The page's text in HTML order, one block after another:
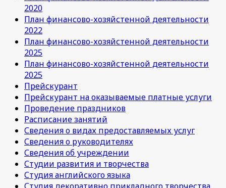
2020
План финансово-хозяйстенной деятельности
2022
План финансово-хозяйстенной деятельности
2025
План финансово-хозяйстенной деятельности
2025
Прейскурант
Прейскурант на оказываемые платные услуги
Проведение праздников
Расписание занятий
Сведения о видах предоставляемых услуг
Сведения о руководителях
Сведения об учреждении
Студии развития и творчества
Студия английского языка